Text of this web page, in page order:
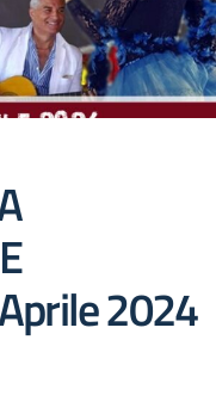
2024